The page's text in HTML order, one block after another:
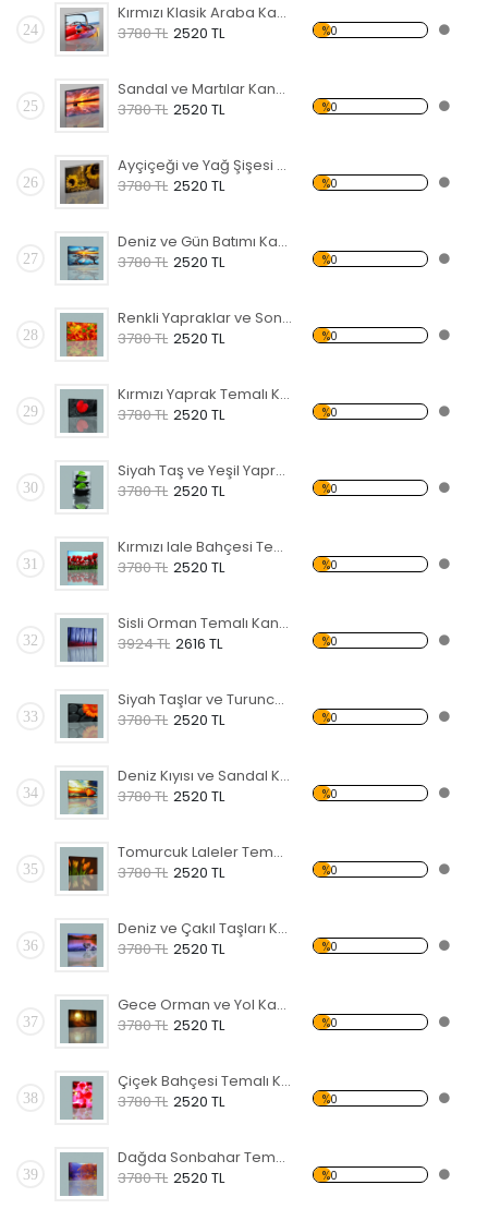
24
Kırmızı Klasik Araba Kanvas Tablo
3780 TL 2520 TL %0
25
Sandal ve Martılar Kanvas Tablo
3780 TL 2520 TL %0
26
Ayçiçeği ve Yağ Şişesi Temalı Kanvas Tablo
3780 TL 2520 TL %0
27
Deniz ve Gün Batımı Kanvas Tablo
3780 TL 2520 TL %0
28
Renkli Yapraklar ve Sonbahar Kanvas Tablo
3780 TL 2520 TL %0
29
Kırmızı Yaprak Temalı Kanvas Tablo
3780 TL 2520 TL %0
30
Siyah Taş ve Yeşil Yapraklar Kanvas Tablo
3780 TL 2520 TL %0
31
Kırmızı lale Bahçesi Temalı Kanvas Tablo
3780 TL 2520 TL %0
32
Sisli Orman Temalı Kanvas Tablo
3924 TL 2616 TL %0
33
Siyah Taşlar ve Turuncu Çiçek Kanvas Tablo
3780 TL 2520 TL %0
34
Deniz Kıyısı ve Sandal Kanvas Tablo
3780 TL 2520 TL %0
35
Tomurcuk Laleler Temalı Kanvas Tablo
3780 TL 2520 TL %0
36
Deniz ve Çakıl Taşları Kanvas Tablo
3780 TL 2520 TL %0
37
Gece Orman ve Yol Kanvas Tablo
3780 TL 2520 TL %0
38
Çiçek Bahçesi Temalı Kanvas Tablo
3780 TL 2520 TL %0
39
Dağda Sonbahar Temalı Kanvas Tablo
3780 TL 2520 TL %0